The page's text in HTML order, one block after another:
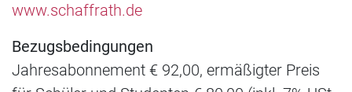
www.schaffrath.de
Bezugsbedingungen
Jahresabonnement € 92,00, ermäßigter Preis